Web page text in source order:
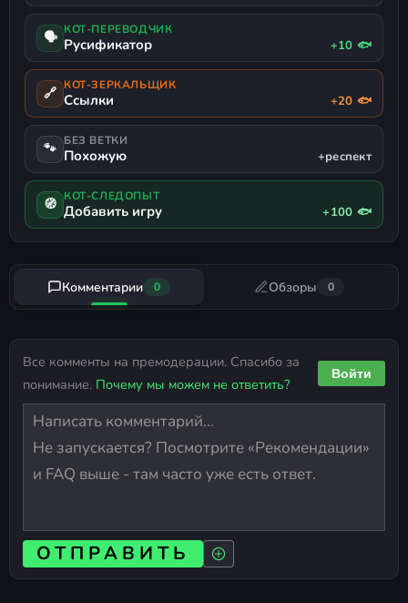
🗣 КОТ-ПЕРЕВОДЧИК
Русификатор +10 🐟
🔗 КОТ-ЗЕРКАЛЬЩИК
Ссылки +20 🐟
🐾 БЕЗ ВЕТКИ
Похожую +респект
🧭 КОТ-СЛЕДОПЫТ
Добавить игру +100 🐟
Комментарии 0 Обзоры 0
Все комменты на премодерации. Спасибо за
понимание. Почему мы можем не ответить?
Войти
ОТПРАВИТЬ